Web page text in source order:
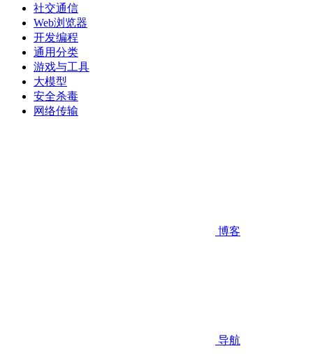
社交通信
Web浏览器
开发编程
通用分类
游戏与工具
大模型
安全杀毒
网络传输
博客
导航